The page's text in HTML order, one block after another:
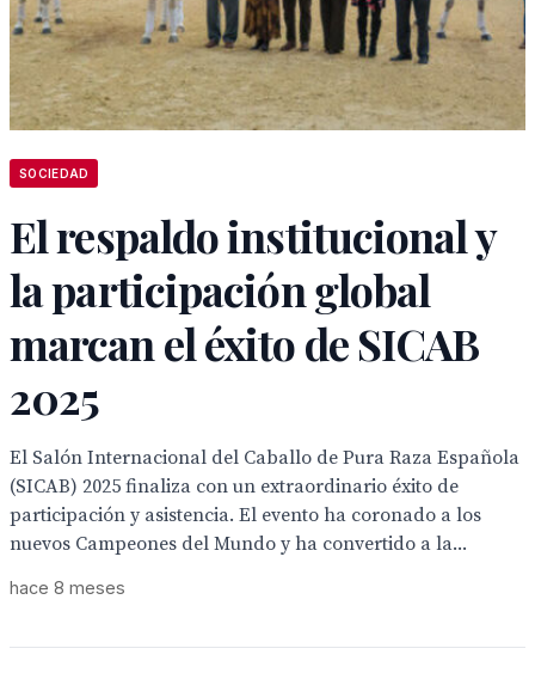
SOCIEDAD
El respaldo institucional y
la participación global
marcan el éxito de SICAB
2025
El Salón Internacional del Caballo de Pura Raza Española
(SICAB) 2025 finaliza con un extraordinario éxito de
participación y asistencia. El evento ha coronado a los
nuevos Campeones del Mundo y ha convertido a la...
hace 8 meses